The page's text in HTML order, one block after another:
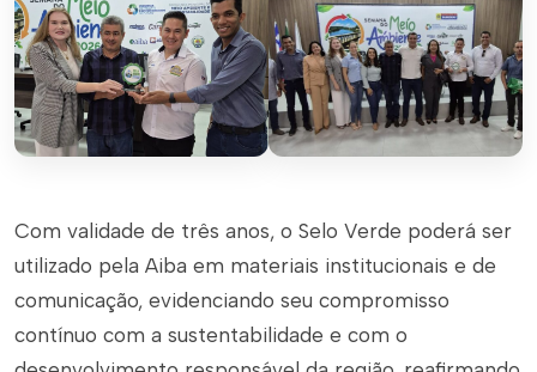
Com validade de três anos, o Selo Verde poderá ser
utilizado pela Aiba em materiais institucionais e de
comunicação, evidenciando seu compromisso
contínuo com a sustentabilidade e com o